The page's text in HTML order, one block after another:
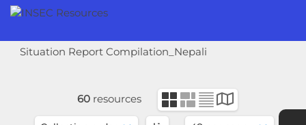
Situation Report Compilation_Nepali
60 resources